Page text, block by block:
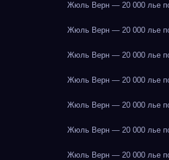
Жюль Верн — 20 000 лье
Жюль Верн — 20 000 лье
Жюль Верн — 20 000 лье
Жюль Верн — 20 000 лье
Жюль Верн — 20 000 лье
Жюль Верн — 20 000 лье
Жюль Верн — 20 000 лье